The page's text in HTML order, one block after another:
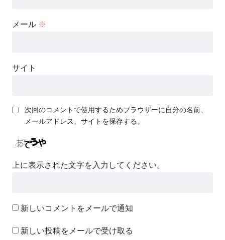
メール ※
サイト
次回のコメントで使用するためブラウザーに自分の名前、
メールアドレス、サイトを保存する。
上に表示された文字を入力してください。
新しいコメントをメールで通知
新しい投稿をメールで受け取る